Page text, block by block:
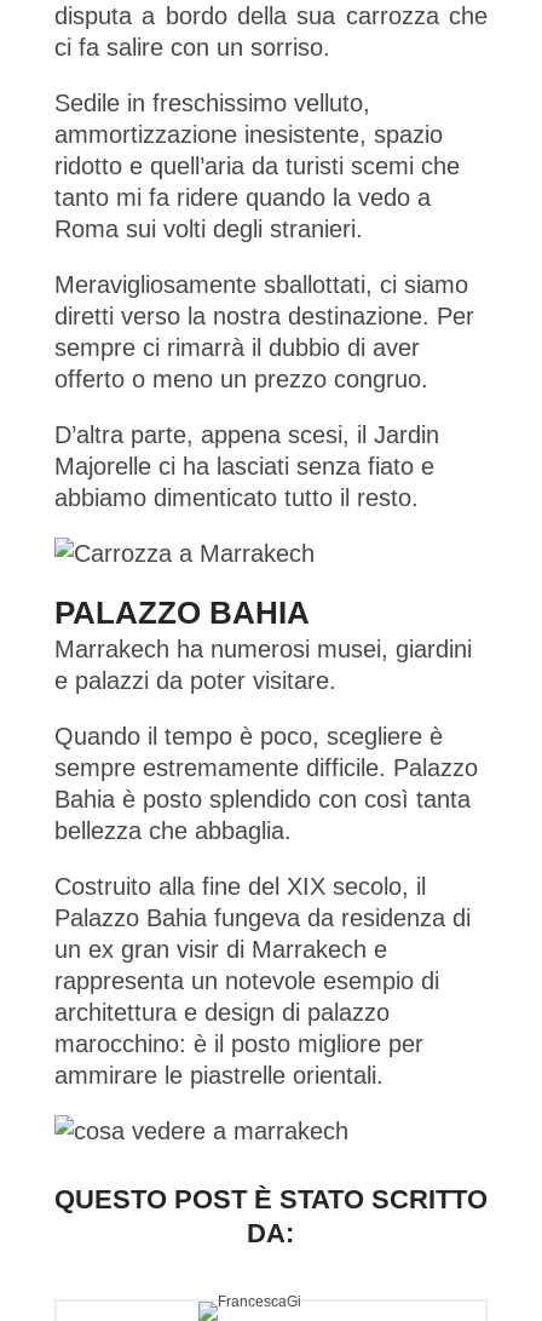
disputa a bordo della sua carrozza che
ci fa salire con un sorriso.
Sedile in freschissimo velluto,
ammortizzazione inesistente, spazio
ridotto e quell’aria da turisti scemi che
tanto mi fa ridere quando la vedo a
Roma sui volti degli stranieri.
Meravigliosamente sballottati, ci siamo
diretti verso la nostra destinazione. Per
sempre ci rimarrà il dubbio di aver
offerto o meno un prezzo congruo.
D’altra parte, appena scesi, il Jardin
Majorelle ci ha lasciati senza fiato e
abbiamo dimenticato tutto il resto.
PALAZZO BAHIA
Marrakech ha numerosi musei, giardini
e palazzi da poter visitare.
Quando il tempo è poco, scegliere è
sempre estremamente difficile. Palazzo
Bahia è posto splendido con così tanta
bellezza che abbaglia.
Costruito alla fine del XIX secolo, il
Palazzo Bahia fungeva da residenza di
un ex gran visir di Marrakech e
rappresenta un notevole esempio di
architettura e design di palazzo
marocchino: è il posto migliore per
ammirare le piastrelle orientali.
QUESTO POST È STATO SCRITTO
DA: